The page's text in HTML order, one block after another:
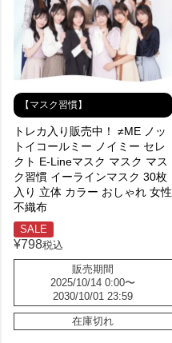
【マスク習慣】
トレカ入り販売中！ ≠ME ノッ
トイコールミー ノイミー セレ
クト E-Lineマスク マスク マス
ク習慣 イーラインマスク 30枚
入り 立体 カラー おしゃれ 女性
不織布
SALE
¥798税込
販売期間
2025/10/14 0:00〜
2030/10/01 23:59
在庫切れ